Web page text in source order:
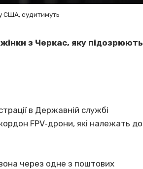
США, судитимуть
з Черкас, яку підозрюють
в Державній службі
FPV‐дрони, які належать до
через одне з поштових